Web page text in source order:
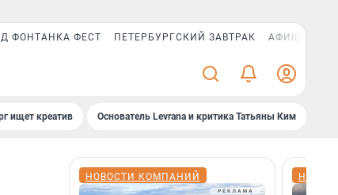
ФОНТАНКА ФЕСТ ПЕТЕРБУРГСКИЙ ЗАВТРАК АФИША PLUS
ищет креатив Основатель Levrana и критика Татьяны Ким
НОВОСТИ КОМПАНИЙ